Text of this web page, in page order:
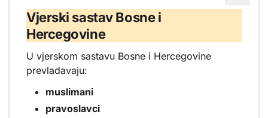
Vjerski sastav Bosne i
Hercegovine
U vjerskom sastavu Bosne i Hercegovine
prevladavaju:
muslimani
pravoslavci